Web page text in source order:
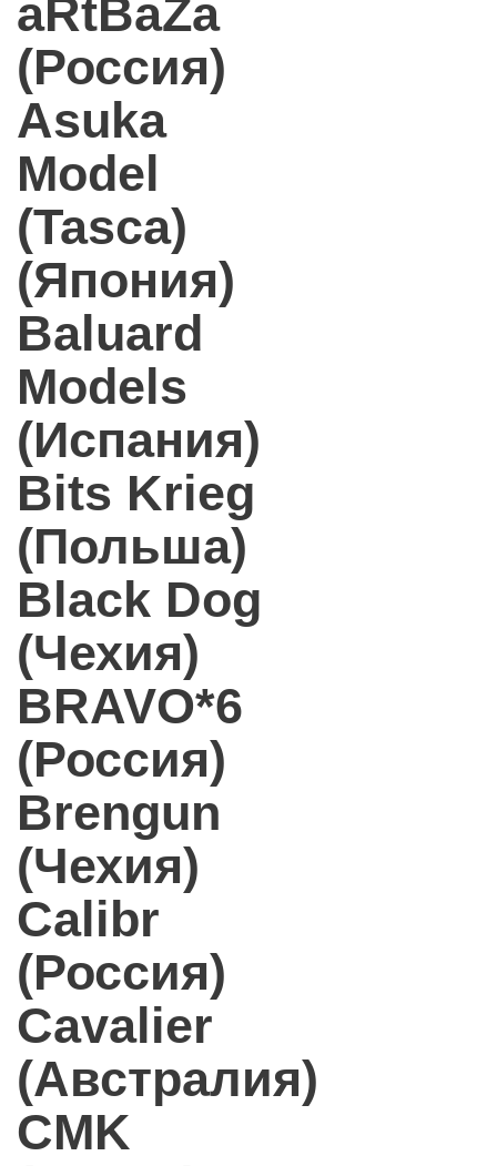
aRtBaZa
(Россия)
Asuka
Model
(Tasca)
(Япония)
Baluard
Models
(Испания)
Bits Krieg
(Польша)
Black Dog
(Чехия)
BRAVO*6
(Россия)
Brengun
(Чехия)
Calibr
(Россия)
Cavalier
(Австралия)
CMK